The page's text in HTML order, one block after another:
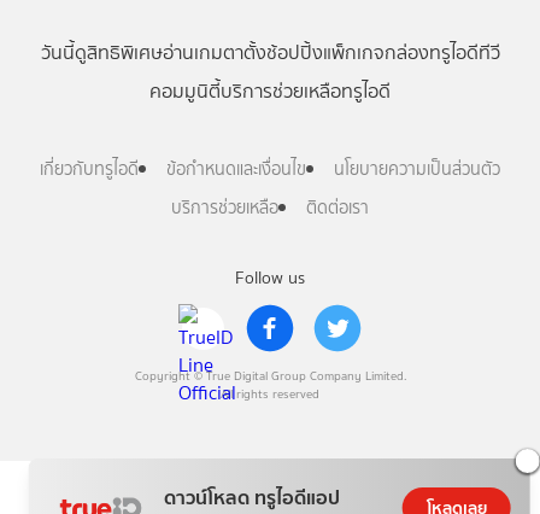
ดาวน์โหลด ทรูไอดีแอป โหลดเลย
Follow us
Copyright © True Digital Group Company Limited.
All rights reserved
วันนี้ดูสิทธิพิเศษอ่านเกมตาตั้งช้อปปิ้งแพ็กเกจกล่องทรูไอดีทีวี
คอมมูนิตี้บริการช่วยเหลือทรูไอดี
เกี่ยวกับทรูไอดี ข้อกำหนดและเงื่อนไข
นโยบายความเป็นส่วนตัว
บริการช่วยเหลือ
ติดต่อเรา